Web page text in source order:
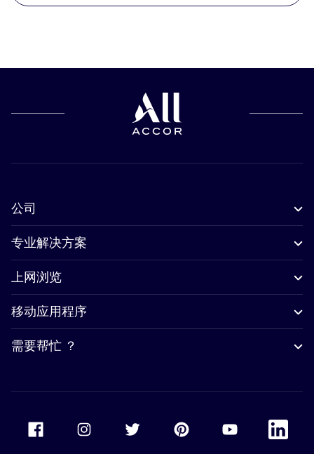
公司
专业解决方案
上网浏览
移动应用程序
需要帮忙 ？
Accor Facebook Accor TwitterAccor PinterestAccor Youtube
Accor